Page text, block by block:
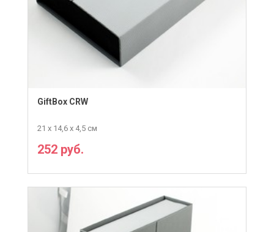
GiftBox CRW
21 х 14,6 х 4,5 см
252 руб.